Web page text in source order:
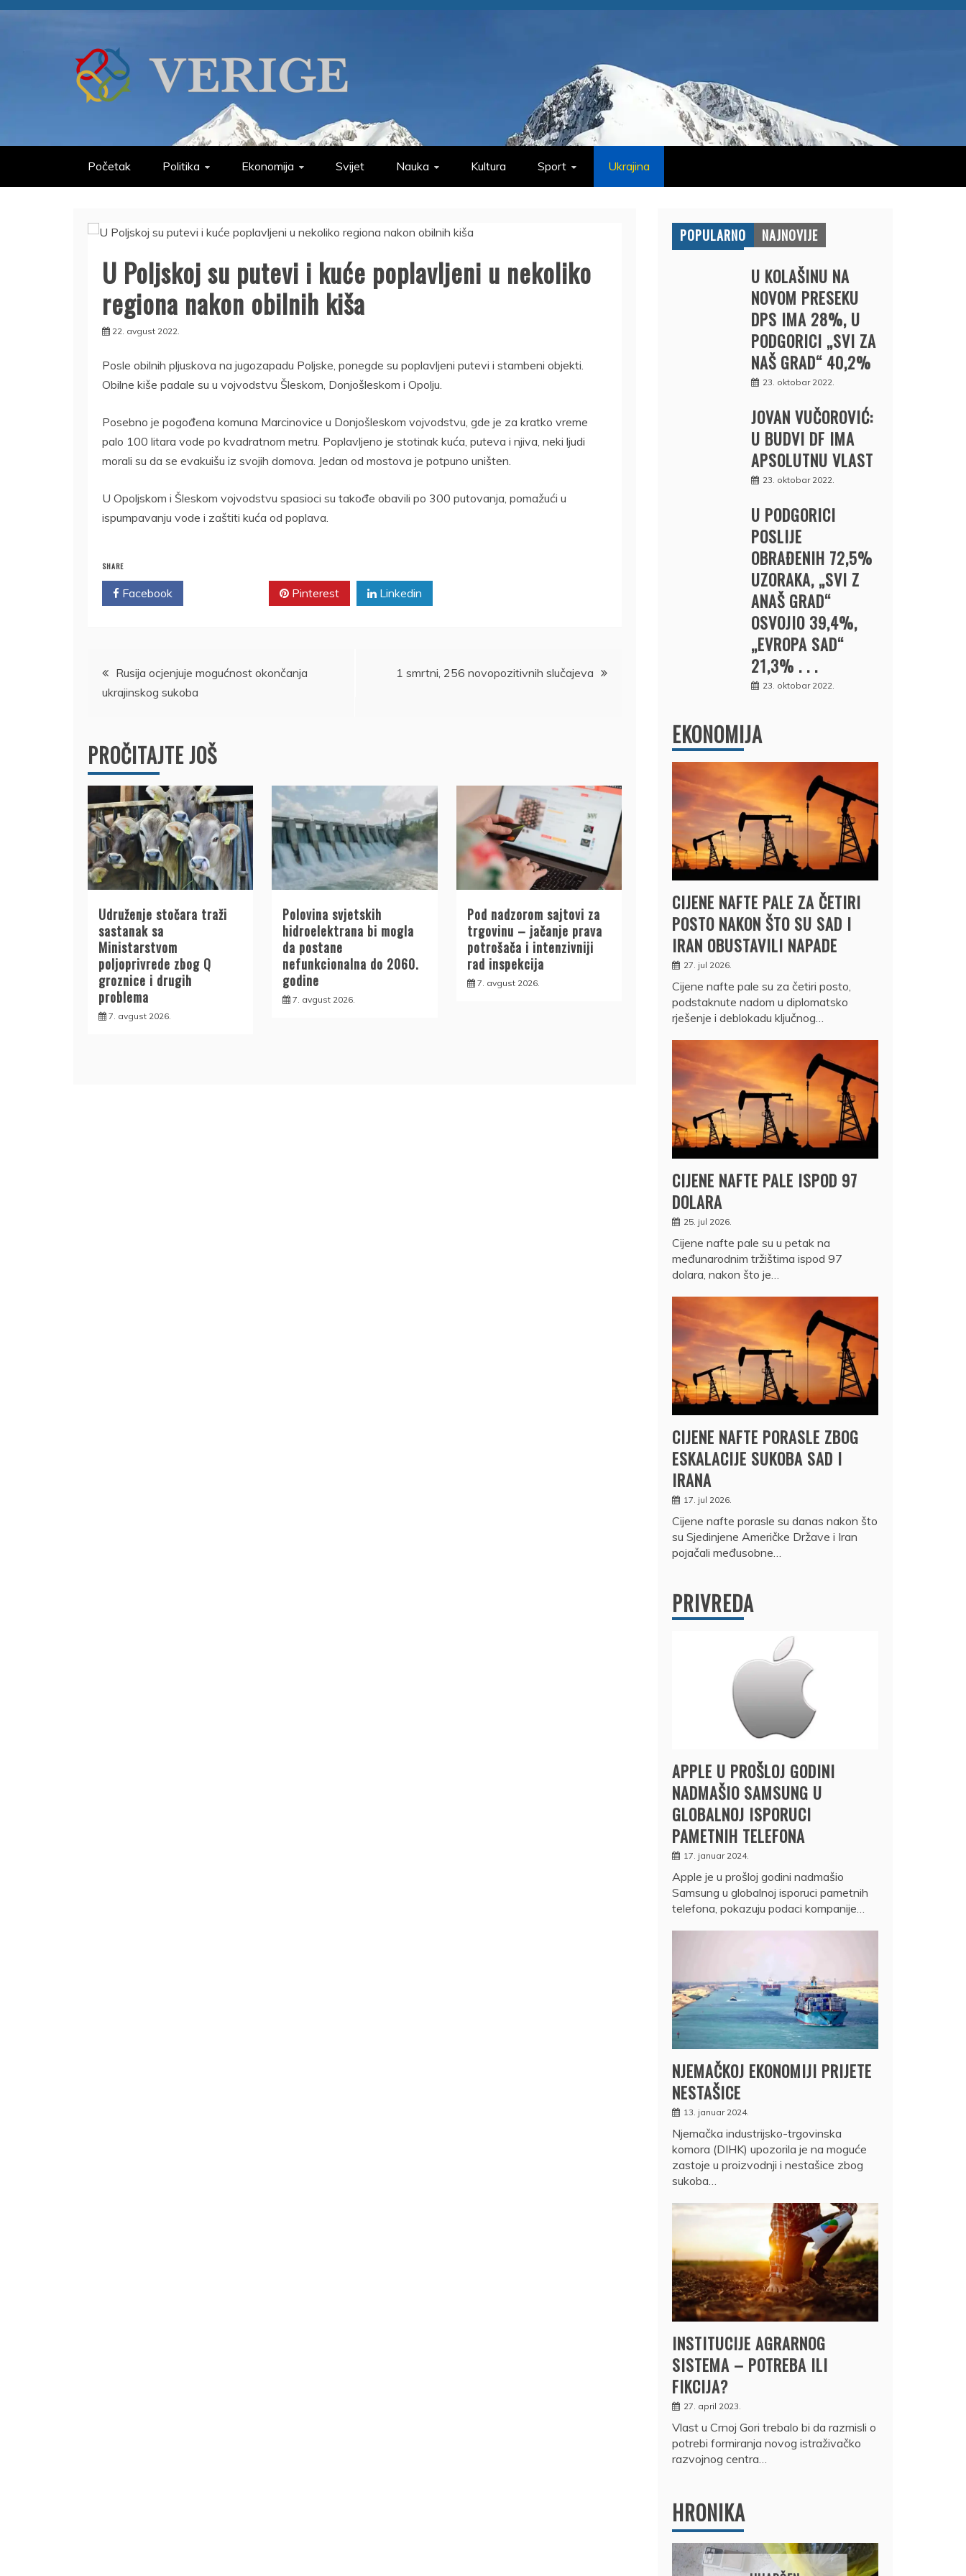
Skip
VERIGE
Početak Politika Ekonomija Svijet Nauka Kultura Sport Ukrajina
U Poljskoj su putevi i kuće poplavljeni u nekoliko
regiona nakon obilnih kiša
22. avgust 2022.
Posle obilnih pljuskova na jugozapadu Poljske, ponegde su poplavljeni putevi i stambeni objekti.
Obilne kiše padale su u vojvodstvu Šleskom, Donjošleskom i Opolju.
Posebno je pogođena komuna Marcinovice u Donjošleskom vojvodstvu, gde je za kratko vreme
palo 100 litara vode po kvadratnom metru. Poplavljeno je stotinak kuća, puteva i njiva, neki ljudi
morali su da se evakuišu iz svojih domova. Jedan od mostova je potpuno uništen.
U Opoljskom i Šleskom vojvodstvu spasioci su takođe obavili po 300 putovanja, pomažući u
ispumpavanju vode i zaštiti kuća od poplava.
SHARE
Facebook Pinterest Linkedin
Kretanje
članka
Rusija ocjenjuje mogućnost okončanja
ukrajinskog sukoba
1 smrtni, 256 novopozitivnih slučajeva
PROČITAJTE JOŠ
Udruženje stočara traži
sastanak sa
Ministarstvom
poljoprivrede zbog Q
groznice i drugih
problema
7. avgust 2026.
Polovina svjetskih
hidroelektrana bi mogla
da postane
nefunkcionalna do 2060.
godine
7. avgust 2026.
Pod nadzorom sajtovi za
trgovinu – jačanje prava
potrošača i intenzivniji
rad inspekcija
7. avgust 2026.
POPULARNO NAJNOVIJE
U KOLAŠINU NA
NOVOM PRESEKU
DPS IMA 28%, U
PODGORICI „SVI ZA
NAŠ GRAD“ 40,2%
23. oktobar 2022.
JOVAN VUČOROVIĆ:
U BUDVI DF IMA
APSOLUTNU VLAST
23. oktobar 2022.
U PODGORICI
POSLIJE
OBRAĐENIH 72,5%
UZORAKA, „SVI Z
ANAŠ GRAD“
OSVOJIO 39,4%,
„EVROPA SAD“
21,3% . . .
23. oktobar 2022.
EKONOMIJA
CIJENE NAFTE PALE ZA ČETIRI
POSTO NAKON ŠTO SU SAD I
IRAN OBUSTAVILI NAPADE
27. jul 2026.
Cijene nafte pale su za četiri posto,
podstaknute nadom u diplomatsko
rješenje i deblokadu ključnog…
CIJENE NAFTE PALE ISPOD 97
DOLARA
25. jul 2026.
Cijene nafte pale su u petak na
međunarodnim tržištima ispod 97
dolara, nakon što je…
CIJENE NAFTE PORASLE ZBOG
ESKALACIJE SUKOBA SAD I
IRANA
17. jul 2026.
Cijene nafte porasle su danas nakon što
su Sjedinjene Američke Države i Iran
pojačali međusobne…
PRIVREDA
APPLE U PROŠLOJ GODINI
NADMAŠIO SAMSUNG U
GLOBALNOJ ISPORUCI
PAMETNIH TELEFONA
17. januar 2024.
Apple je u prošloj godini nadmašio
Samsung u globalnoj isporuci pametnih
telefona, pokazuju podaci kompanije…
NJEMAČKOJ EKONOMIJI PRIJETE
NESTAŠICE
13. januar 2024.
Njemačka industrijsko-trgovinska
komora (DIHK) upozorila je na moguće
zastoje u proizvodnji i nestašice zbog
sukoba…
INSTITUCIJE AGRARNOG
SISTEMA – POTREBA ILI
FIKCIJA?
27. april 2023.
Vlast u Crnoj Gori trebalo bi da razmisli o
potrebi formiranja novog istraživačko
razvojnog centra…
HRONIKA